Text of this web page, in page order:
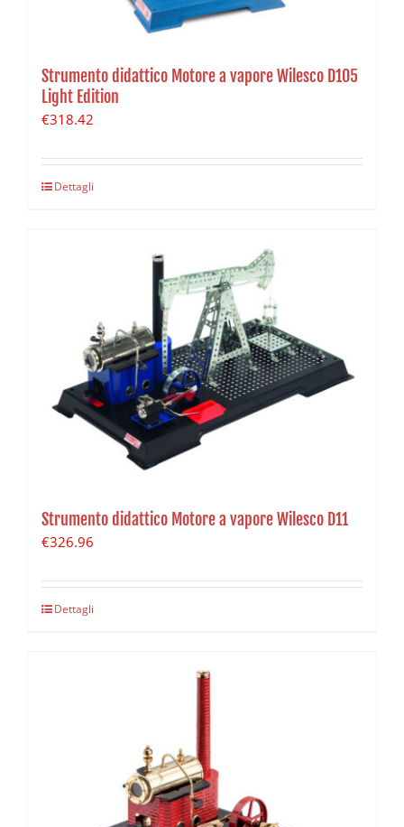
Strumento didattico Motore a vapore Wilesco D105
Light Edition
€318.42
Dettagli
Strumento didattico Motore a vapore Wilesco D11
€326.96
Dettagli